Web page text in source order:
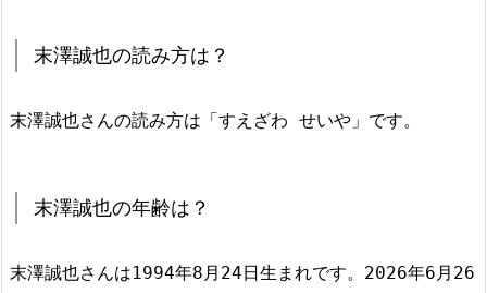
末澤誠也の読み方は？
末澤誠也さんの読み方は「すえざわ せいや」です。
末澤誠也の年齢は？
末澤誠也さんは1994年8月24日生まれです。2026年6月26